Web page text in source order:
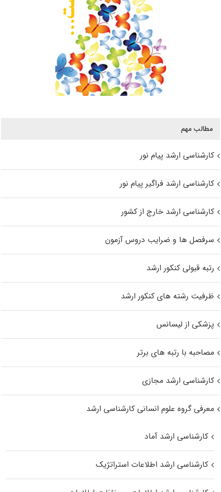
مطالب مهم
کارشناسی ارشد پیام نور
کارشناسی ارشد فراگیر پیام نور
کارشناسی ارشد خارج از کشور
سرفصل ها و ضرایب دروس آزمون
رتبه قبولی کنکور ارشد
ظرفیت رشته های کنکور ارشد
پزشکی از لیسانس
مصاحبه با رتبه های برتر
کارشناسی ارشد مجازی
معرفی گروه علوم انسانی کارشناسی ارشد
کارشناسی ارشد آماد
کارشناسی ارشد اطلاعات استراتژیک